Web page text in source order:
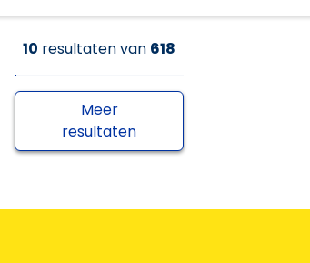
10 resultatenvan 618
Meer
resultaten